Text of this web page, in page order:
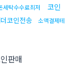
세탁수수료최저
코인
코인전송
소액결제테
판매